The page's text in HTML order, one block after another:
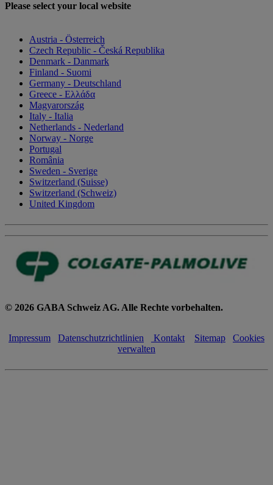
Please select your local website
Austria - Österreich
Czech Republic - Česká Republika
Denmark - Danmark
Finland - Suomi
Germany - Deutschland
Greece - Ελλάδα
Magyarország
Italy - Italia
Netherlands - Nederland
Norway - Norge
Portugal
România
Sweden - Sverige
Switzerland (Suisse)
Switzerland (Schweiz)
United Kingdom
© 2026 GABA Schweiz AG. Alle Rechte vorbehalten.
Impressum Datenschutzrichtlinien Kontakt Sitemap
Cookies
verwalten